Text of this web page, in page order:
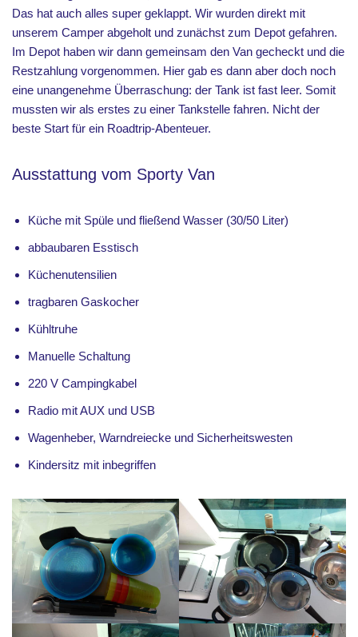
Das hat auch alles super geklappt. Wir wurden direkt mit
unserem Camper abgeholt und zunächst zum Depot gefahren.
Im Depot haben wir dann gemeinsam den Van gecheckt und die
Restzahlung vorgenommen. Hier gab es dann aber doch noch
eine unangenehme Überraschung: der Tank ist fast leer. Somit
mussten wir als erstes zu einer Tankstelle fahren. Nicht der
beste Start für ein Roadtrip-Abenteuer.
Ausstattung vom Sporty Van
Küche mit Spüle und fließend Wasser (30/50 Liter)
abbaubaren Esstisch
Küchenutensilien
tragbaren Gaskocher
Kühltruhe
Manuelle Schaltung
220 V Campingkabel
Radio mit AUX und USB
Wagenheber, Warndreiecke und Sicherheitswesten
Kindersitz mit inbegriffen